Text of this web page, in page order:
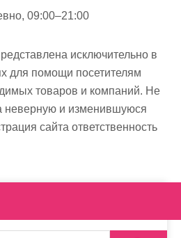
09:00–21:00
исключительно в
для помощи посетителям
товаров и компаний. Не
неверную и изменившуюся
сайта ответственность